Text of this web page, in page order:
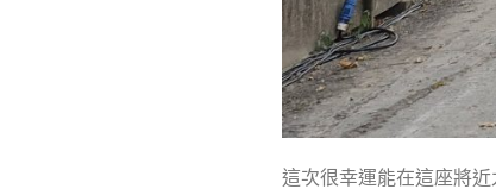
這次很幸運能在這座將近